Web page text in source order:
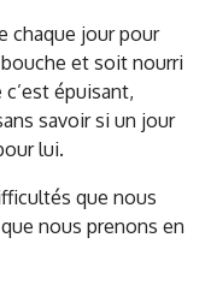
chaque jour pour
et soit nourri
épuisant,
savoir si un jour
lui.
que nous
nous prenons en